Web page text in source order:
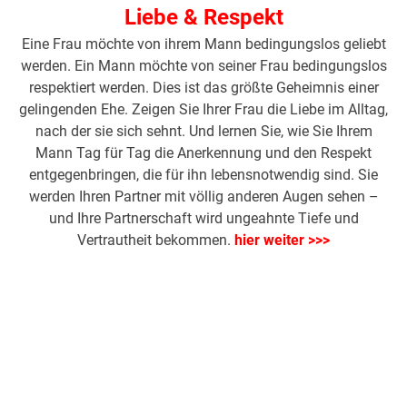
Liebe & Respekt
Eine Frau möchte von ihrem Mann bedingungslos geliebt
werden. Ein Mann möchte von seiner Frau bedingungslos
respektiert werden. Dies ist das größte Geheimnis einer
gelingenden Ehe. Zeigen Sie Ihrer Frau die Liebe im Alltag,
nach der sie sich sehnt. Und lernen Sie, wie Sie Ihrem
Mann Tag für Tag die Anerkennung und den Respekt
entgegenbringen, die für ihn lebensnotwendig sind. Sie
werden Ihren Partner mit völlig anderen Augen sehen –
und Ihre Partnerschaft wird ungeahnte Tiefe und
Vertrautheit bekommen. hier weiter >>>